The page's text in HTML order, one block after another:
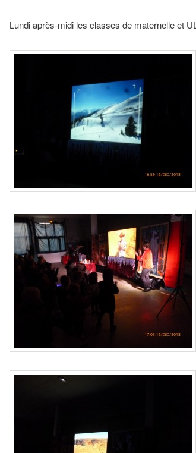
Lundi après-midi les classes de maternelle et